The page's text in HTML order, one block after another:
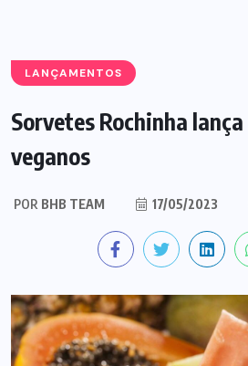
LANÇAMENTOS
Sorvetes Rochinha
veganos
POR BHB TEAM 17/05/2023